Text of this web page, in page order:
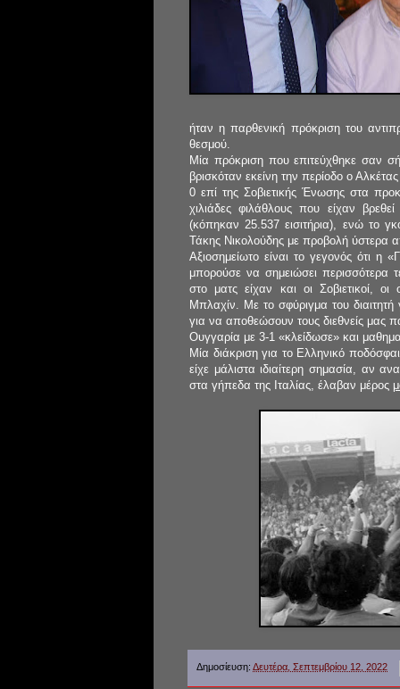
ήταν η παρθενική πρόκριση του
θεσμού.
Μία πρόκριση που επιτεύχθηκε σαν
βρισκόταν εκείνη την περίοδο ο
0 επί της Σοβιετικής Ένωσης στα
χιλιάδες φιλάθλους που είχαν
(κόπηκαν 25.537 εισιτήρια), ενώ το
Τάκης Νικολούδης με προβολή ύστερα
Αξιοσημείωτο είναι το γεγονός ότι η
μπορούσε να σημειώσει περισσότερα
στο ματς είχαν και οι Σοβιετικοί,
Μπλαχίν. Με το σφύριγμα του
για να αποθεώσουν τους διεθνείς μας
Ουγγαρία με 3-1 «κλείδωσε» και
Μία διάκριση για το Ελληνικό
είχε μάλιστα ιδιαίτερη σημασία, αν
στα γήπεδα της Ιταλίας, έλαβαν μέρος
Δημοσίευση: Δευτέρα, Σεπτεμβρίου 12, 2022